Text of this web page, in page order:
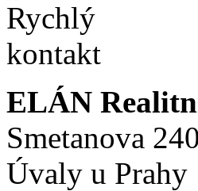
ELÁN
Smetanova 240
Úvaly u Prahy